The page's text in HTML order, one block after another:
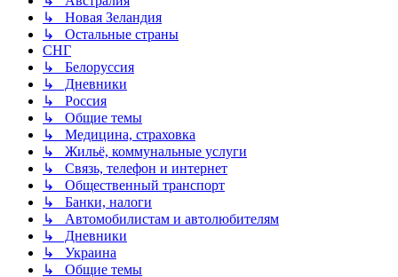
↳ Новая Зеландия
↳ Остальные страны
СНГ
↳ Белоруссия
↳ Дневники
↳ Россия
↳ Общие темы
↳ Медицина, страховка
↳ Жильё, коммунальные услуги
↳ Связь, телефон и интернет
↳ Общественный транспорт
↳ Банки, налоги
↳ Автомобилистам и автолюбителям
↳ Дневники
↳ Украина
↳ Общие темы